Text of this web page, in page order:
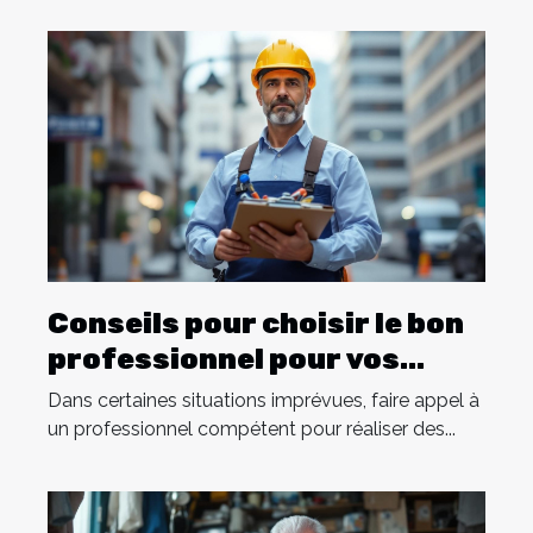
Conseils pour choisir le bon
professionnel pour vos
constats d'urgence
Dans certaines situations imprévues, faire appel à
un professionnel compétent pour réaliser des...